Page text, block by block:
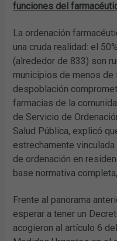
funciones del
La ordenación
una cruda realidad: el
(alrededor de 833) son
municipios de menos de
despoblación
farmacias de la
de Servicio de
Salud Pública, explicó
estrechamente
de ordenación en
base normativa
Frente al panorama
esperar a tener un
acogieron al artículo 6